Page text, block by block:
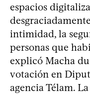
espacios
intimidad, la
personas que
explicó Macha
votación en
agencia Télam.